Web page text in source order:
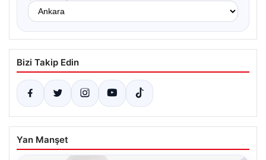
Bizi Takip Edin
Yan Manşet